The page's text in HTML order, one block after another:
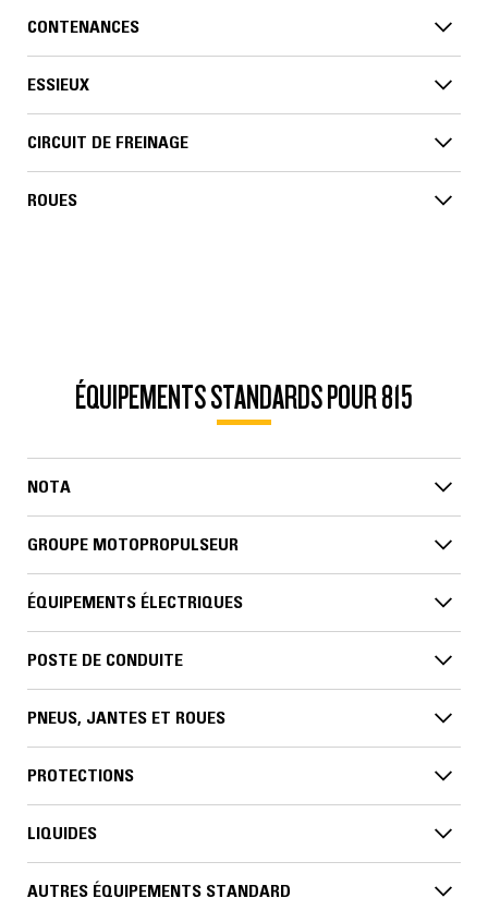
CONTENANCES
ESSIEUX
CIRCUIT DE FREINAGE
ROUES
ÉQUIPEMENTS STANDARDS POUR 815
NOTA
GROUPE MOTOPROPULSEUR
ÉQUIPEMENTS ÉLECTRIQUES
POSTE DE CONDUITE
PNEUS, JANTES ET ROUES
PROTECTIONS
LIQUIDES
AUTRES ÉQUIPEMENTS STANDARD